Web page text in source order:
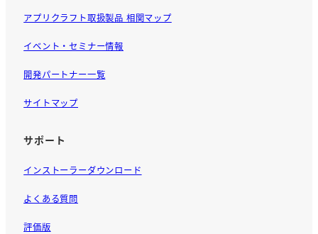
アプリクラフト取扱製品 相関マップ
イベント・セミナー情報
開発パートナー一覧
サイトマップ
サポート
インストーラーダウンロード
よくある質問
評価版